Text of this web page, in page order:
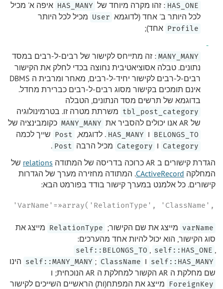
HAS_ONE : זהו מקרה מיוחד של HAS_MANY איפה א' מכיל
לכל היותר ב' אחד (לדוגמא User מכיל לכל היותר
Profile אחד);
MANY_MANY : זה מתייחס לקישור של רבים-ל-רבים במסד
נתונים. טבלה אסוציאטיבית נחוצה בכדי לחלק את הקישור
רבים-ל-רבים לקישור יחיד-ל-רבים, מאחר ומרבית ה DBMS
אינם תומכים בקישור מסוג רבים-ל-רבים כברירת מחדל.
בדוגמא של תרשים מסד הנתונים, הטבלה
tbl_post_category משרתת מטרה זו. בטרמינולוגיה
של AR אנו יכולים להסביר את
MANY_MANY כקומבינציה של
BELONGS_TO ו HAS_MANY . לדוגמא, Post שייך לכמה
Category ו Category מכיל הרבה Post
.
הגדרת קישורים ב AR כרוכה בדריסה של המתודה
relations של
המחלקה CActiveRecord. המתודה מחזירה מערך של הגדרות
קישורים. כל אלמנט במערך קישור בודד בפורמט הבא:
'VarName'=»array('RelationType',
varName מייצג את שם הקישור; RelationType מייצג את
סוג הקישור, הוא יכול להיות אחד מהערכים:
self::BELONGS_TO self::HAS_ONE
self::HAS_MANY ו self::MANY_MANY ; ClassName
הינו
שם מחלקת ה AR הקשור למחלקת ה AR הנוכחית; ו
ForeignKey
מייצג את המפתח(ות) הראשיים השייכים לקישור